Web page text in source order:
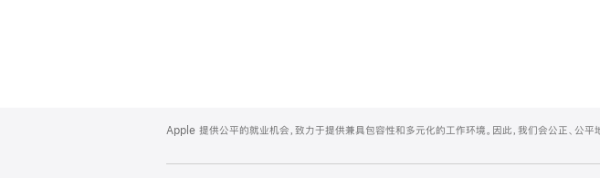
Footer
Apple 提供公平的就业机会，致力于提供兼具包容性和多元化的工作环境。因此，我们会公正、公